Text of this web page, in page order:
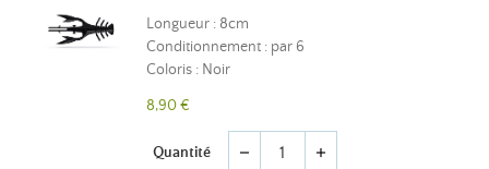
Longueur : 8cm
Conditionnement : par 6
Coloris : Noir
8,90 €
Quantité remove add